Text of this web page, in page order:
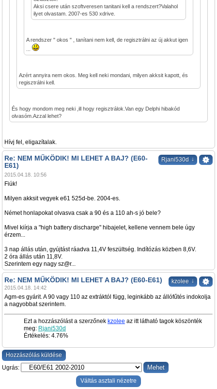
Aksi csere után szoftveresen tanitani kell a rendszert?Valahol
ilyet olvastam. 2007-es 530 xdrive.
A rendszer " okos " , tanítani nem kell, de regisztrálni az új akkut igen
Azért annyira nem okos. Meg kell neki mondani, milyen akksit kapott, és
regisztrálni kell.
És hogy mondom meg neki ,ill hogy regisztrálok.Van egy Delphi hibakód
olvasóm.Azzal lehet?
Hívj fel, eligazítalak.
Rjani530d ↓
Re: NEM MŰKÖDIK! MI LEHET A BAJ? (E60-
E61)
2015.04.18. 10:56
Fiúk!
Milyen akksit vegyek e61 525d-be. 2004-es.
Német honlapokat olvasva csak a 90 és a 110 ah-s jó bele?
Mivel kiírja a "high battery discharge" hibajelet, kellene vennem bele úgy
érzem...
3 nap állás után, gyújtást ráadva 11,4V feszültség. Indítózás közben 8,6V.
2 óra állás után 11,8V.
Szerintem egy nagy sz@r...
kzolee ↓
Re: NEM MŰKÖDIK! MI LEHET A BAJ? (E60-E61)
2015.04.18. 14:42
Agm-es gyárit. A 90 vagy 110 az extráktól függ, leginkább az állófűtés indokolja
a nagyobbat szerintem.
Ezt a hozzászólást a szerzőnek kzolee az itt látható tagok köszönték
meg: Rjani530d
Értékelés: 4.76%
Hozzászólás küldése
Ugrás:
Váltás asztali nézetre